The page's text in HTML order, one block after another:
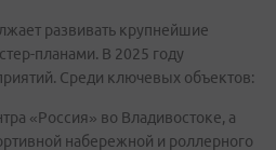
развивать крупнейшие
планами. В 2025 году
Среди ключевых объектов:
«Россия» во Владивостоке, а
набережной и роллерного